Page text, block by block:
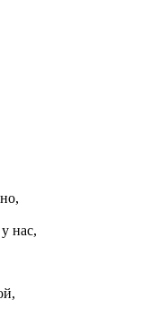
нас,